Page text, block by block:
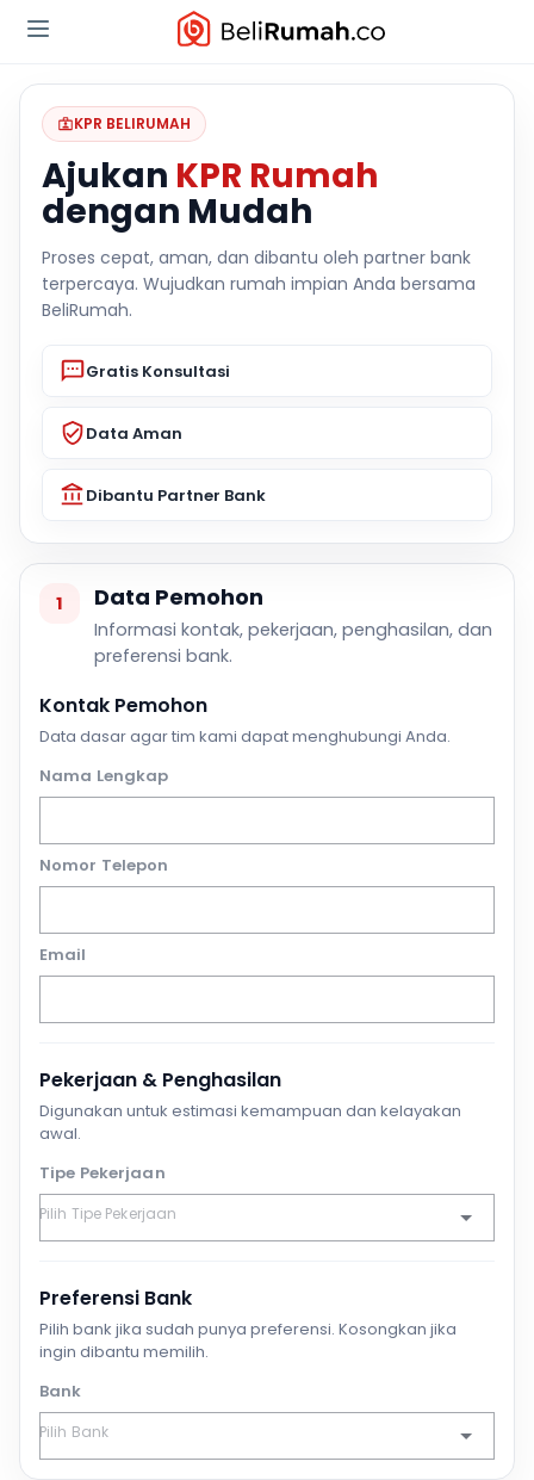
KPR BELIRUMAH
Ajukan KPR Rumah
dengan Mudah
Proses cepat, aman, dan dibantu oleh partner bank
terpercaya. Wujudkan rumah impian Anda bersama
BeliRumah.
Gratis Konsultasi
Data Aman
Dibantu Partner Bank
1 Data Pemohon
Informasi kontak, pekerjaan, penghasilan, dan
preferensi bank.
Kontak Pemohon
Data dasar agar tim kami dapat menghubungi Anda.
Nama Lengkap
Nomor Telepon
Email
Pekerjaan & Penghasilan
Digunakan untuk estimasi kemampuan dan kelayakan
awal.
Tipe Pekerjaan
Preferensi Bank
Pilih bank jika sudah punya preferensi. Kosongkan jika
ingin dibantu memilih.
Bank